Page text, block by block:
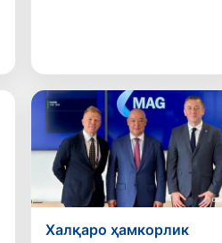
Халқаро ҳамкорлик